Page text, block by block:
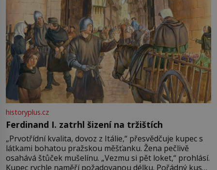
historyplus.cz
Ferdinand I. zatrhl šizení na tržištích
„Prvotřídní kvalita, dovoz z Itálie,“ přesvědčuje kupec s
látkami bohatou pražskou měšťanku. Žena pečlivě
osahává štůček mušelínu. „Vezmu si pět loket,“ prohlásí.
Kupec rychle naměří požadovanou délku. Pořádný kus